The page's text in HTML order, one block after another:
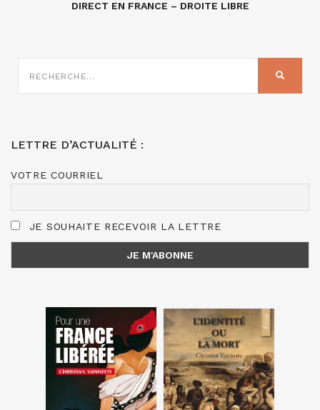
DIRECT EN FRANCE – DROITE LIBRE
SUR
LETTRE D’ACTUALITÉ :
VOTRE COURRIEL
JE SOUHAITE RECEVOIR LA LETTRE